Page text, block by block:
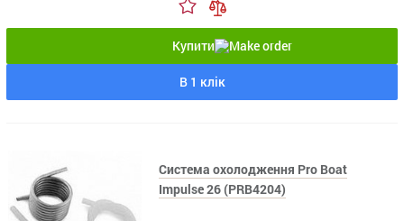
Купити
В 1 клік
Система охолодження Pro Boat
Impulse 26 (PRB4204)